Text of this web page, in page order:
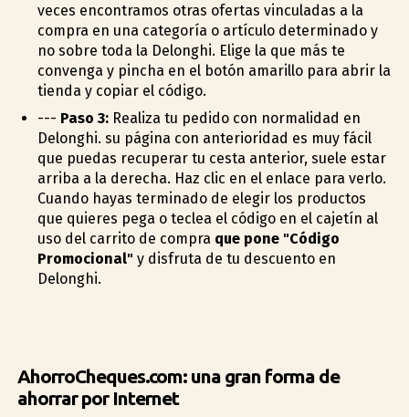
veces encontramos otras ofertas vinculadas a la
compra en una categoría o artículo determinado y
no sobre toda la Delonghi. Elige la que más te
convenga y pincha en el botón amarillo para abrir la
tienda y copiar el código.
--- Paso 3:Realiza tu pedido con normalidad en
Delonghi. su página con anterioridad es muy fácil
que puedas recuperar tu cesta anterior, suele estar
arriba a la derecha. Haz clic en el enlace para verlo.
Cuando hayas terminado de elegir los productos
que quieres pega o teclea el código en el cajetín al
uso del carrito de compra que pone "Código
Promocional"y disfruta de tu descuento en
Delonghi.
AhorroCheques.com: una gran forma de
ahorrar por Internet